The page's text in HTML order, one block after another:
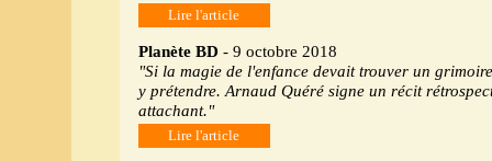
Lire l'article
Planète BD - 9 octobre 2018
"Si la magie de l'enfance devait trouver un
y prétendre. Arnaud Quéré signe un récit
attachant."
Lire l'article